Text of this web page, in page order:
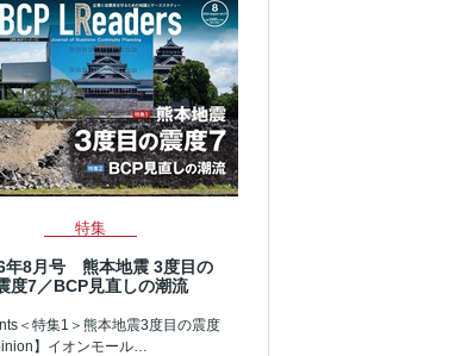
特集
年8月号 熊本地震 3度目の
度7／BCP見直しの潮流
＜特集1＞熊本地震3度目の震度
】イオンモール…